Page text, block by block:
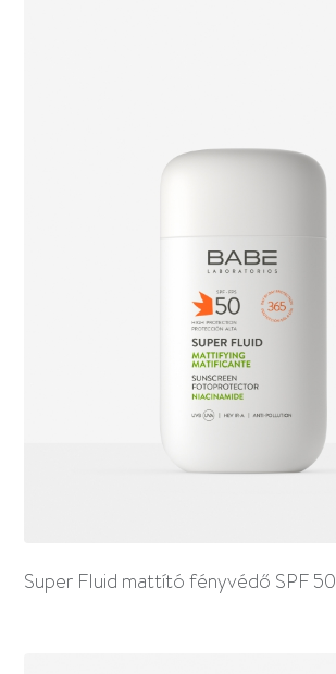
Super Fluid mattító fényvédő SPF 50